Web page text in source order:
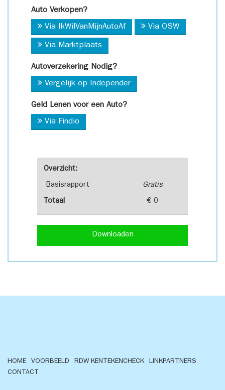
Overzicht:
Basisrapport Gratis
Totaal € 0
Downloaden
Auto Verkopen?
Via IkWilVanMijnAutoAf Via OSW
Via Marktplaats
Autoverzekering Nodig?
Vergelijk op Independer
Geld Lenen voor een Auto?
Via Findio
HOME VOORBEELD RDW KENTEKENCHECK
LINKPARTNERS
CONTACT